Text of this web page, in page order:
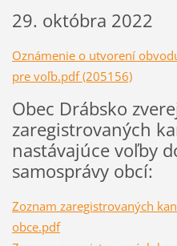
29. októbra 2022
Oznámenie o utvorení
pre voľb.pdf (205156)
Obec Drábsko
zaregistrovaných
nastávajúce voľby
samosprávy obcí:
Zoznam zaregistrovaných
obce.pdf